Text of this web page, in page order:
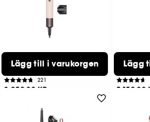
Supersonic Travel™
Hårfön
221
3.259,00 KR
Lägg till i varukorgen
Multi-
5.159,00
Lägg